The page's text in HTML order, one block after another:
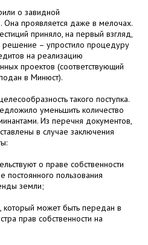
о завидной
Она проявляется даже в мелочах.
приняло, на первый взгляд,
решение – упростило процедуру
на реализацию
проектов (соответствующий
в Минюст).
такого поступка.
уменьшить количество
Из перечня документов,
в случае заключения
о праве собственности
постоянного пользования
земли;
который может быть передан в
прав собственности на